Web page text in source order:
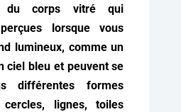
du corps vitré qui
lorsque vous
lumineux, comme un
ciel bleu et peuvent se
différentes formes
lignes, toiles